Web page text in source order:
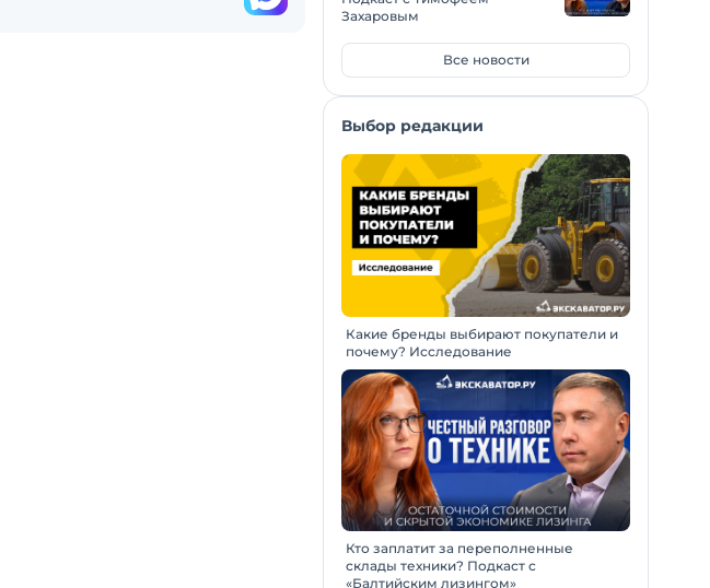
Захаровым
Все новости
Выбор редакции
Какие бренды выбирают покупатели и
почему? Исследование
Кто заплатит за переполненные
склады техники? Подкаст с
«Балтийским лизингом»